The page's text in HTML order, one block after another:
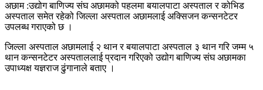
अछाम :उद्योग बाणिज्य संघ अछामको पहलमा बयालपाटा अस्पताल र कोभिड
अस्पताल समेत रहेको जिल्ला अस्पताल अछामलाई अक्सिजन कन्सनटेटर
उपलब्ध गराएको छ ।
जिल्ला अस्पताल अछामलाई २ थान र बयालपाटा अस्पताल ३ थान गरि जम्म ५
थान कन्सनटेटर अस्पताललाई प्रदान गरिएको उद्योग बाणिज्य संघ अछामका
उपाध्यक्ष यज्ञराज ढुंगानाले बताए ।